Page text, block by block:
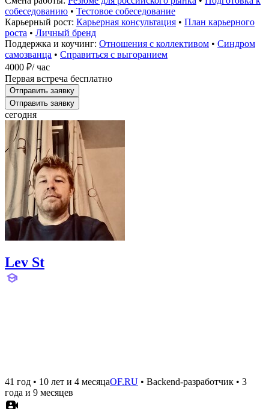
собеседованию • Тестовое собеседование
Карьерный рост: Карьерная консультация • План карьерного
роста • Личный бренд
Поддержка и коучинг: Отношения с коллективом • Синдром
самозванца • Справиться с выгоранием
4000 ₽/ час
Первая встреча бесплатно
Отправить заявку
Отправить заявку
сегодня
Lev St
41 год • 10 лет и 4 месяцаOF.RU • Backend-разработчик • 3
года и 9 месяцев